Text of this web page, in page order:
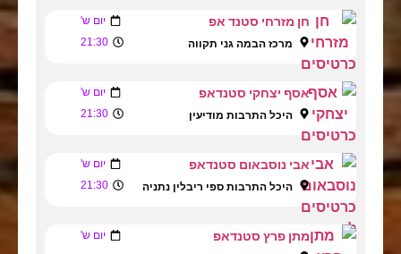
חן מזרחי סטנד אפ יום ש'
מרכז הבמה גני תקווה 21:30
אסף יצחקי סטנדאפ יום ש'
היכל התרבות מודיעין 21:30
אבי נוסבאום סטנדאפ יום ש'
היכל התרבות ספי ריבלין נתניה 21:30
מתן פרץ סטנדאפ יום ש'